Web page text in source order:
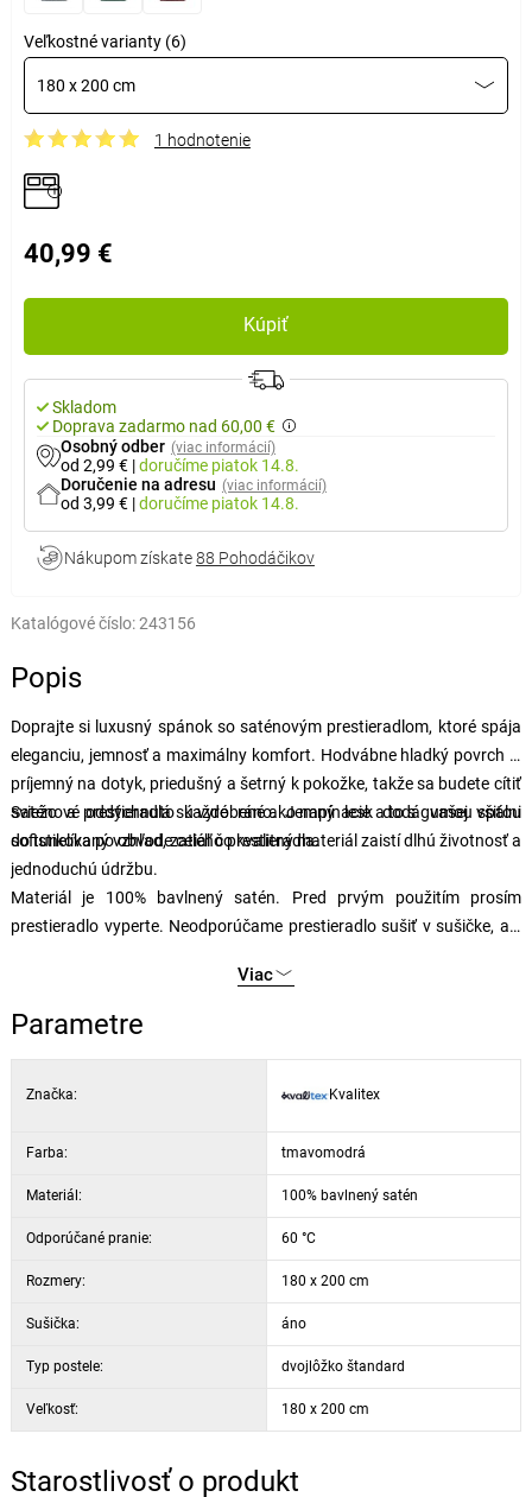
Veľkostné varianty (6)
180 x 200 cm
1 hodnotenie
40,99 €
Kúpiť
Skladom
Doprava zadarmo nad 60,00 €
Osobný odber (viac informácií)
od 2,99 € |doručíme piatok 14.8.
Doručenie na adresu (viac informácií)
od 3,99 € |doručíme piatok 14.8.
Nákupom získate88 Pohodáčikov
Katalógové číslo:243156
Popis
Doprajte si luxusný spánok so saténovým prestieradlom, ktoré spája
eleganciu, jemnosť a maximálny komfort. Hodvábne hladký povrch je
príjemný na dotyk, priedušný a šetrný k pokožke, takže sa budete cítiť
sviežo a oddýchnuto každé ráno. Jemný lesk dodá vašej spálni
sofistikovaný vzhľad, zatiaľ čo kvalitný materiál zaistí dlhú životnosť a
jednoduchú údržbu.
Saténové prestieradlá sú vyrobené ako napínacie a to s gumou všitou
do tunelíka po obvode celého prestieradla.
Materiál je 100% bavlnený satén. Pred prvým použitím prosím
prestieradlo vyperte. Neodporúčame prestieradlo sušiť v sušičke, ale
nižšou teplotou sušenia. Saténové bavlnené prestieradlo má ľahko
žehlivú úpravu. Z dôvodu ľahkého žehlenia odporúčame prestieradlo
žehliť trochu navlhčené.
Viac
Parametre
Značka: Kvalitex
Farba: tmavomodrá
Materiál: 100% bavlnený satén
Odporúčané pranie: 60 °C
Rozmery: 180 x 200 cm
Sušička: áno
Typ postele: dvojlôžko štandard
Veľkosť: 180 x 200 cm
Starostlivosť o produkt